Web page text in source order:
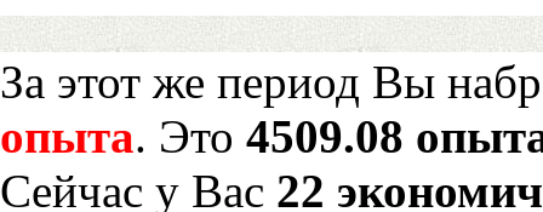
За этот же период Вы
опыта. Это 4509.08
Сейчас у Вас 22